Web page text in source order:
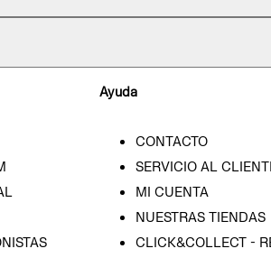
Ayuda
CONTACTO
SERVICIO AL
MI CUENTA
NUESTRAS TIENDAS
CLICK&COLLECT -